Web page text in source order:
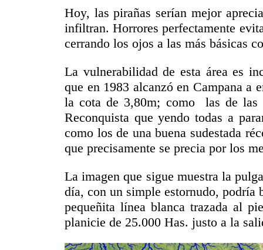
Hoy, las pirañas serían mejor
infiltran. Horrores perfectamente
cerrando los ojos a las más básicas
La vulnerabilidad de esta área es
que en 1983 alcanzó en Campana a
la cota de 3,80m; como las de las
Reconquista que yendo todas a
como los de una buena sudestada
que precisamente se precia por los
La imagen que sigue muestra la
día, con un simple estornudo, podría
pequeñita línea blanca trazada al
planicie de 25.000 Has. justo a la